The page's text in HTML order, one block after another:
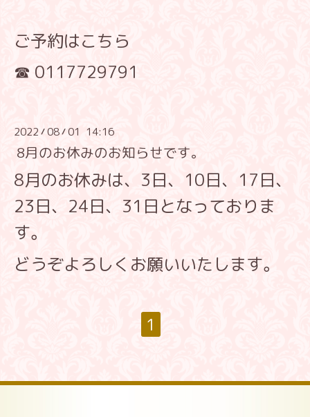
ご予約はこちら
☎ 0117729791
2022 /08/01 14:16
8月のお休みのお知らせです。
8月のお休みは、3日、10日、17日、
23日、24日、31日となっておりま
す。
どうぞよろしくお願いいたします。
1